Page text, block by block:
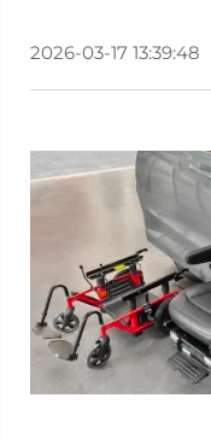
2026-03-17 13:39:48